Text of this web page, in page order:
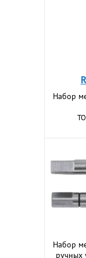
Набор
Набор
ручных